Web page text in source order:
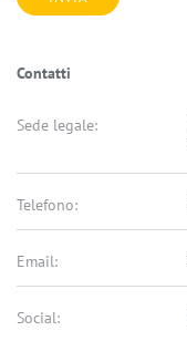
Contatti
Sede legale:
Telefono:
Email:
Social: